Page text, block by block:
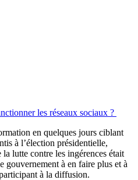
les réseaux sociaux ?
en quelques jours ciblant
à l’élection présidentielle,
lutte contre les ingérences était
gouvernement à en faire plus et à
à la diffusion.